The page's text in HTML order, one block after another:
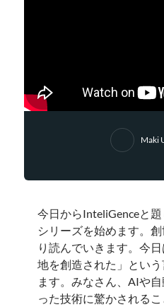
Maki
今日からInteliGenceと
シリーズを始めます。
り読んでいきます。今
地を創造された」とい
ます。みなさん、AIや
った技術に驚かされる